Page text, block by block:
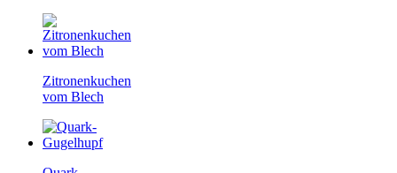
Zitronenkuchen
vom Blech